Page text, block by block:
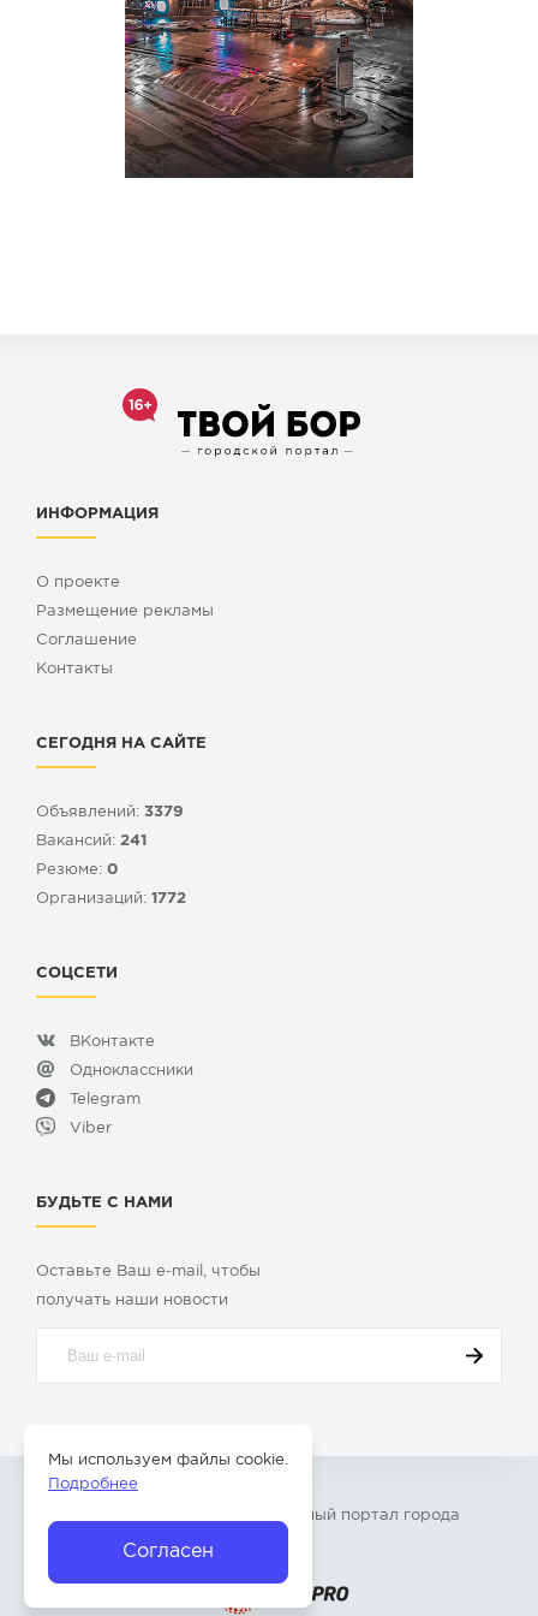
ИНФОРМАЦИЯ
О проекте
Размещение рекламы
Cоглашение
Контакты
СЕГОДНЯ НА САЙТЕ
Объявлений: 3379
Вакансий: 241
Резюме: 0
Организаций: 1772
СОЦСЕТИ
ВКонтакте
Одноклассники
Telegram
Viber
БУДЬТЕ С НАМИ
Оставьте Ваш e-mail, чтобы
получать наши новости
» – Главный портал города
Согласен
Мы используем файлы cookie.
Подробнее